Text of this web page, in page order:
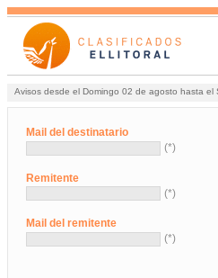
Avisos desde el Domingo 02 de agosto hasta
Mail del destinatario
(*)
Remitente
(*)
Mail del remitente
(*)